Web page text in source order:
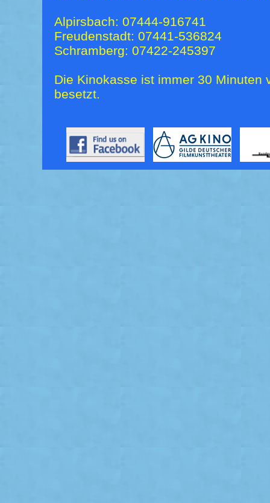
Alpirsbach: 07444-916741
Freudenstadt: 07441-536824
Schramberg: 07422-245397
Die Kinokasse ist immer 30 Minuten
besetzt.